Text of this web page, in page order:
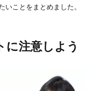
ことをまとめました。
に注意しよう